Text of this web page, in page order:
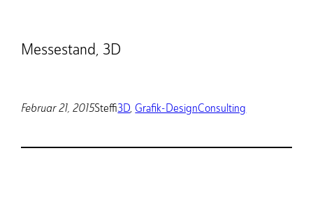
Messestand, 3D
Februar 21, 2015Steffi3D, Grafik-DesignConsulting